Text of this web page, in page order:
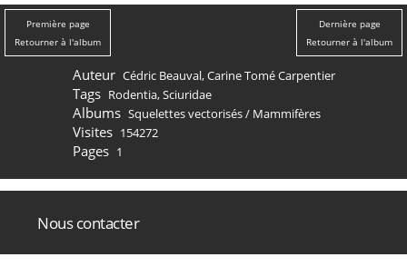
Première page
Retourner à l'album
Dernière page
Retourner à l'album
Auteur Cédric Beauval, Carine Tomé Carpentier
Tags Rodentia,Sciuridae
Albums Squelettes vectorisés/ Mammifères
Visites 154272
Pages 1
Nous contacter